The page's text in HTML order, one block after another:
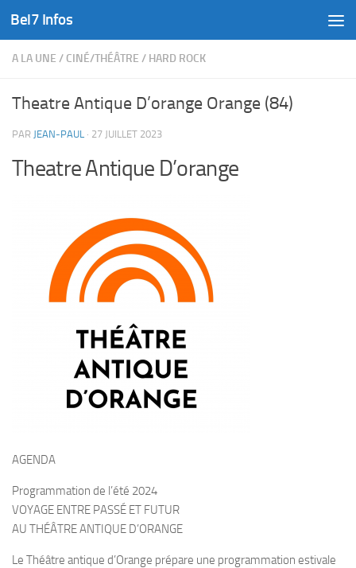
Skip to content
Bel7 Infos
A LA UNE / CINÉ/THÉÂTRE / HARD ROCK
Theatre Antique D’orange Orange (84)
PAR JEAN-PAUL · 27 JUILLET 2023
Theatre Antique D’orange
AGENDA
Programmation de l’été 2024
VOYAGE ENTRE PASSÉ ET FUTUR
AU THÉÂTRE ANTIQUE D’ORANGE
Le Théâtre antique d’Orange prépare une programmation estivale